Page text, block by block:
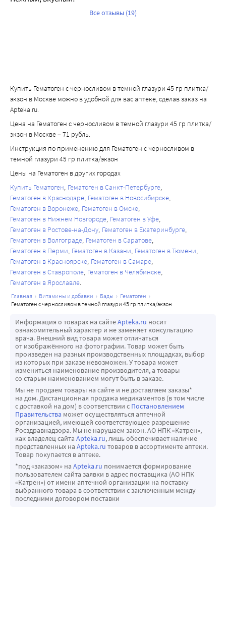
Все отзывы (19)
Купить Гематоген с черносливом в темной глазури 45 гр плитка/
экзон в Москве можно в удобной для вас аптеке, сделав заказ на
Apteka.ru.
Цена на Гематоген с черносливом в темной глазури 45 гр плитка/
экзон в Москве – 71 рубль.
Инструкция по применению для Гематоген с черносливом в
темной глазури 45 гр плитка/экзон
Цены на Гематоген в других городах
Купить Гематоген Гематоген в Санкт-Петербурге
Гематоген в Краснодаре Гематоген в Новосибирске
Гематоген в Воронеже Гематоген в Омске
Гематоген в Нижнем Новгороде Гематоген в Уфе
Гематоген в Ростове-на-Дону Гематоген в Екатеринбурге
Гематоген в Волгограде Гематоген в Саратове
Гематоген в Перми Гематоген в Казани Гематоген в Тюмени
Гематоген в Красноярске Гематоген в Самаре
Гематоген в Ставрополе Гематоген в Челябинске
Гематоген в Ярославле
главная витамины и добавки бады
гематоген
гематоген с черносливом в темной глазури 45 гр плитка/экзон
Информация о товарах на сайтеApteka.ru носит
ознакомительный характер и не заменяет консультацию
врача. Внешний вид товара может отличаться
от изображённого на фотографии. Товар может быть
произведен на разных производственных площадках, выбор
из которых при заказе невозможен. У товара может
измениться наименование производителя, а товары
со старым наименованием могут быть в заказе.
Мы не продаем товары на сайте и не доставляем заказы*
на дом. Дистанционная продажа медикаментов (в том числе
с доставкой на дом) в соответствии с Постановлением
Правительства может осуществляться аптечной
организацией, имеющей соответствующее разрешение
Росздравнадзора. Мы не нарушаем закон. АО НПК «Катрен»,
как владелец сайта Apteka.ru, лишь обеспечивает наличие
представленных на Apteka.ru товаров в ассортименте аптеки.
Товар покупается в аптеке.
*под «заказом» на Apteka.ru понимается формирование
пользователем сайта заявки в адрес поставщика (АО НПК
«Катрен») от имени аптечной организации на поставку
выбранного товара в соответствии с заключенным между
последними договором поставки